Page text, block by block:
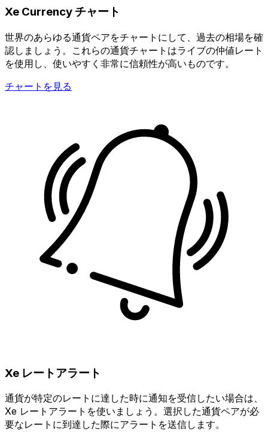
Xe Currency チャート
世界のあらゆる通貨ペアをチャートにして、過去の相場を確
認しましょう。これらの通貨チャートはライブの仲値レート
を使用し、使いやすく非常に信頼性が高いものです。
チャートを見る
Xe レートアラート
通貨が特定のレートに達した時に通知を受信したい場合は、
Xe レートアラートを使いましょう。選択した通貨ペアが必
要なレートに到達した際にアラートを送信します。